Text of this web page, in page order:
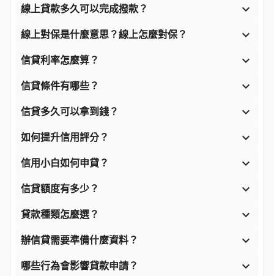
線上貸款多久可以完成撥款？ 
線上對保是什麼意思？線上怎麼對保？ 
信貸利率怎麼算？ 
信貸條件有哪些？ 
信貸多久可以拿到錢？ 
如何提升信用評分？ 
信用小白如何申貸？ 
信貸額度有多少？ 
貸款種類怎麼選？ 
辦信貸需要準備什麼資料？ 
哪些行為會影響貸款申請？ 